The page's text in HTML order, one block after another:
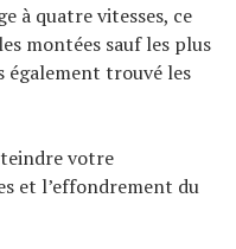
à quatre vitesses, ce
montées sauf les plus
également trouvé les
votre
et l’effondrement du